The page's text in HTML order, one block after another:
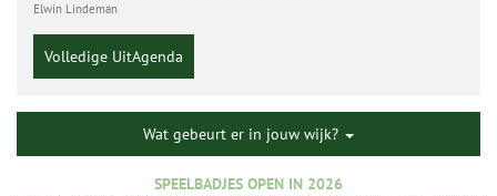
Elwin Lindeman
Volledige UitAgenda
Wat gebeurt er in jouw wijk?
SPEELBADJES OPEN IN 2026